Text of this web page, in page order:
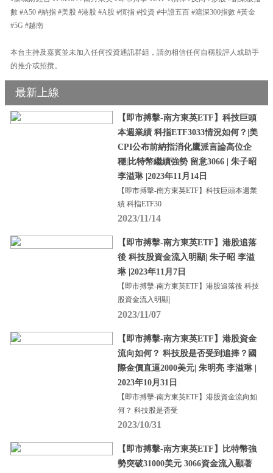
數 #A50 #納指 #美股 #港股 #A股 #恆指 #投資 #中證五百 #滬深300指數 #黃金
#5G #越南
本台主持及嘉賓並未加入任何投資通訊群組，請勿相信任何自稱股評人或助手
的推介或招攬。
最新上線
【即市搏擊-南方東英ETF】科技巨頭
本週業績 科指ETF3033情況如何？|美
CPI公布前納指消化鷹派言論高位企
穩|比特幣繼續強勢 留意3066 | 朱子昭
李溢琳 |2023年11月14日
【即市搏擊-南方東英ETF】科技巨頭本週業
績 科指ETF30
2023/11/14
【即市搏擊-南方東英ETF】港股追落
後 科技股資金流入明顯| 朱子昭 李溢
琳 |2023年11月7日
【即市搏擊-南方東英ETF】港股追落後 科技
股資金流入明顯|
2023/11/07
【即市搏擊-南方東英ETF】港股資金
流向如何？ 科技股是否受到追捧？國
際金價直逼2000美元| 朱明亮 李溢琳 |
2023年10月31日
【即市搏擊-南方東英ETF】港股資金流向如
何？ 科技股是否受
2023/10/31
【即市搏擊-南方東英ETF】比特幣強
勢突破31000美元 3066資金流入顯著